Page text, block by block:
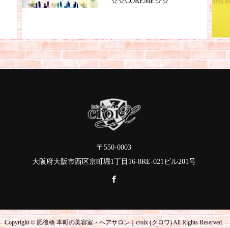
〒550-0003
大阪府大阪市西区京町堀1丁目16-8RE-021ビル201号
Copyright © 肥後橋 本町の美容室・ヘアサロン｜croix (クロワ) All Rights Reserved.